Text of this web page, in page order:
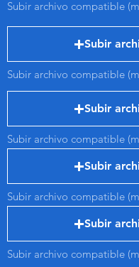
Subir archivo compatible
Subir
Subir archivo compatible
Subir
Subir archivo compatible
Subir
Subir archivo compatible
Subir
Subir archivo compatible